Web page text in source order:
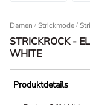
Damen / Strickmode
STRICKROCK -
WHITE
Produktdetails